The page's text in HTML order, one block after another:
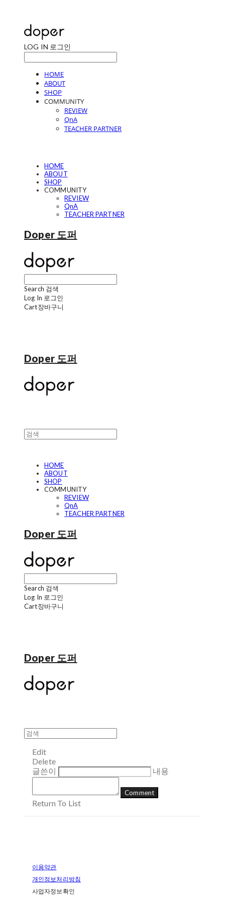
LOG IN 로그인
HOME
ABOUT
SHOP
COMMUNITY
REVIEW
QnA
TEACHER PARTNER
HOME
ABOUT
SHOP
COMMUNITY
REVIEW
QnA
TEACHER PARTNER
Doper 도퍼
Search 검색
Log In 로그인
Cart장바구니
Doper 도퍼
HOME
ABOUT
SHOP
COMMUNITY
REVIEW
QnA
TEACHER PARTNER
Doper 도퍼
Search 검색
Log In 로그인
Cart장바구니
Doper 도퍼
Edit
Delete
글쓴이
내용
Comment
Return To List
이용약관
개인정보처리방침
사업자정보확인